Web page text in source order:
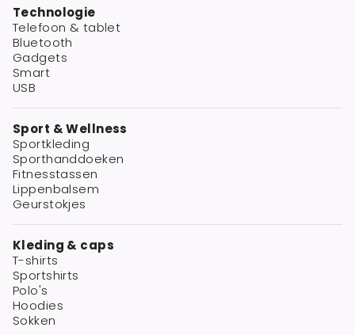
Technologie
Telefoon & tablet
Bluetooth
Gadgets
Smart
USB
Sport & Wellness
Sportkleding
Sporthanddoeken
Fitnesstassen
Lippenbalsem
Geurstokjes
Kleding & caps
T-shirts
Sportshirts
Polo's
Hoodies
Sokken